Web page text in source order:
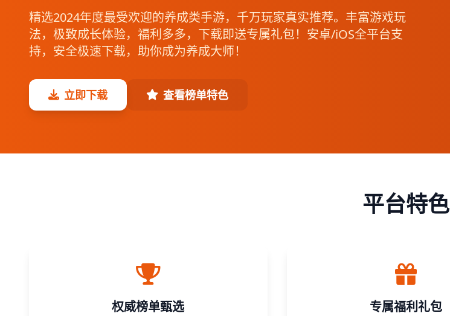
精选2024年度最受欢迎的养成类手游，千万玩家真实推荐。丰富游戏玩
法，极致成长体验，福利多多，下载即送专属礼包！安卓/iOS全平台支
持，安全极速下载，助你成为养成大师！
立即下载 查看榜单特色
平台特色
权威榜单甄选 专属福利礼包